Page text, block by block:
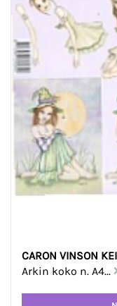
CARON VINSON
Arkin koko n. A4...